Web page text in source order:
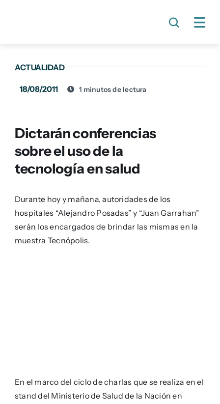
ACTUALIDAD
18/08/2011 1 minutos de lectura
Dictarán conferencias
sobre el uso de la
tecnología en salud
Durante hoy y mañana, autoridades de los
hospitales “Alejandro Posadas” y “Juan Garrahan”
serán los encargados de brindar las mismas en la
muestra Tecnópolis.
En el marco del ciclo de charlas que se realiza en el
stand del Ministerio de Salud de la Nación en